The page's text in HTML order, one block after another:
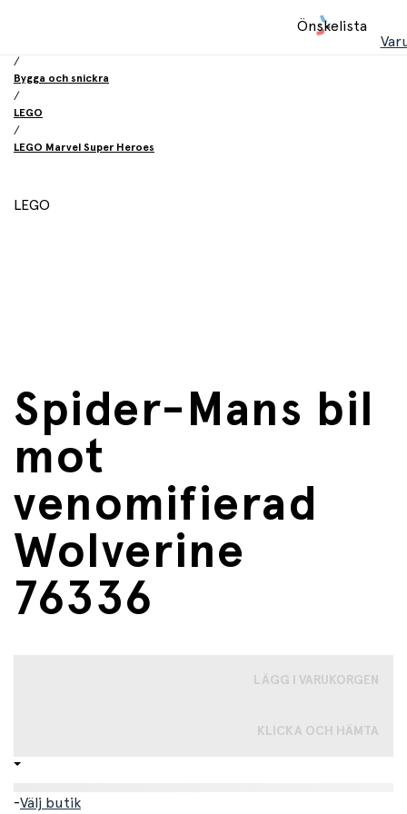
Önskelista
/
Bygga och snickra
/
LEGO
/
LEGO Marvel Super Heroes
LEGO
Spider-Mans bil
mot
venomifierad
Wolverine
76336
LÄGG I VARUKORGEN
KLICKA OCH HÄMTA
-Välj butik